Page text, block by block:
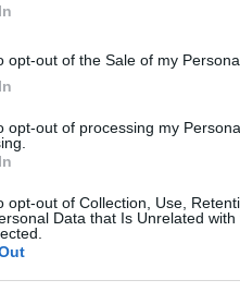
opt-out of the Sale of my
opt-out of processing my
opt-out of Collection, Use,
Data that Is Unrelated
fotó között.